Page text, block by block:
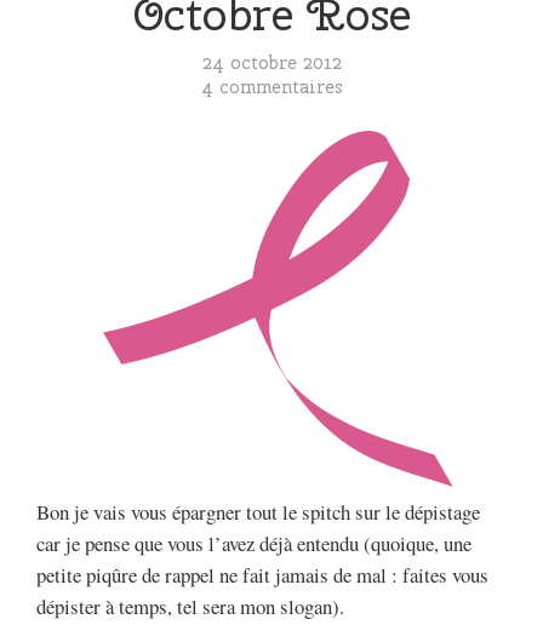
Octobre Rose
24 octobre 2012
4 commentaires
Bon je vais vous épargner tout le spitch sur le dépistage
car je pense que vous l’avez déjà entendu (quoique, une
petite piqûre de rappel ne fait jamais de mal : faites vous
dépister à temps, tel sera mon slogan).